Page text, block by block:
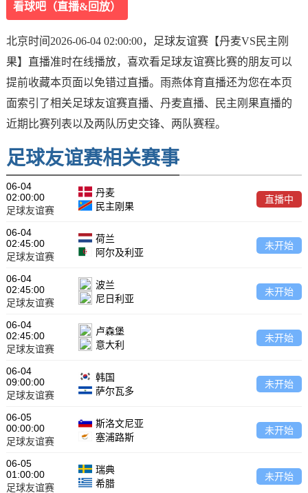
看球吧（直播&回放）
北京时间2026-06-04 02:00:00，足球友谊赛【丹麦VS民主刚
果】直播准时在线播放，喜欢看足球友谊赛比赛的朋友可以
提前收藏本页面以免错过直播。雨燕体育直播还为您在本页
面索引了相关足球友谊赛直播、丹麦直播、民主刚果直播的
近期比赛列表以及两队历史交锋、两队赛程。
足球友谊赛相关赛事
06-04
02:00:00
足球友谊赛
丹麦
民主刚果
直播中
06-04
02:45:00
足球友谊赛
荷兰
阿尔及利亚
未开始
06-04
02:45:00
足球友谊赛
波兰
尼日利亚
未开始
06-04
02:45:00
足球友谊赛
卢森堡
意大利
未开始
06-04
09:00:00
足球友谊赛
韩国
萨尔瓦多
未开始
06-05
00:00:00
足球友谊赛
斯洛文尼亚
塞浦路斯
未开始
06-05
01:00:00
足球友谊赛
瑞典
希腊
未开始